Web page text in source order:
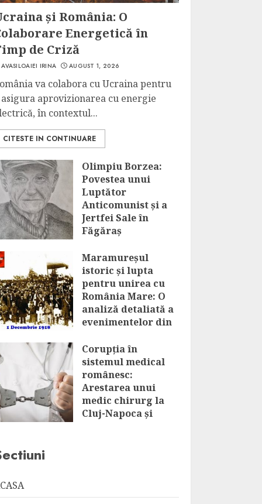
și România: O
Energetică în
de Criză
AVASILOAIEI IRINA AUGUST 1, 2026
va colabora cu Ucraina pentru
asigura aprovizionarea cu energie
în contextul...
CITESTE IN CONTINUARE
Olimpiu Borzea:
Povestea unui
Luptător
Anticomunist și a
Jertfei Sale în
Făgăraș
Maramureșul
istoric și lupta
pentru unirea cu
România Mare: O
analiză detaliată a
evenimentelor din
JULY 31, 2026
Corupția în
sistemul medical
românesc:
Arestarea unui
medic chirurg la
Cluj-Napoca și